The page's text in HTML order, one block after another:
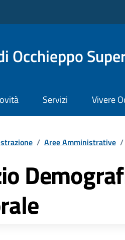
Occhieppo
Servizi Vivere
/ Aree Amministrative /